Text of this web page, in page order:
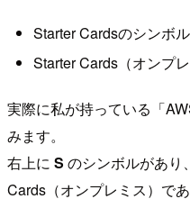
Starter Cardsのシンボ
Starter Cards（オンプ
実際に私が持っている「
みます。
右上に S のシンボルがあり
Cards（オンプレミス）で